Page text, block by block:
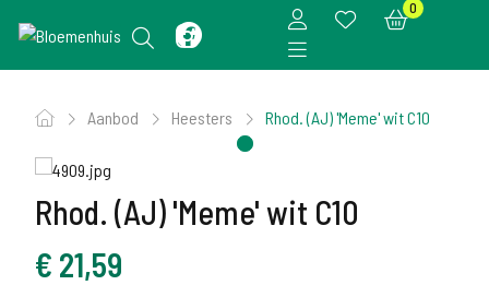
0
Aanbod Heesters Rhod. (AJ) 'Meme' wit C10
Rhod. (AJ) 'Meme' wit C10
€ 21,59